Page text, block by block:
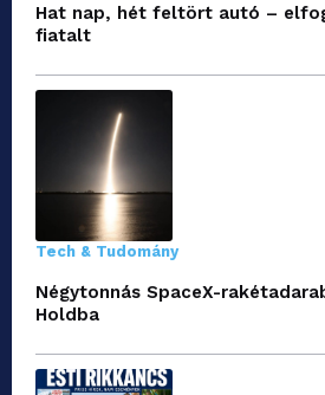
Hat nap, hét feltört autó –
fiatalt
Tech & Tudomány
Négytonnás SpaceX-
Holdba